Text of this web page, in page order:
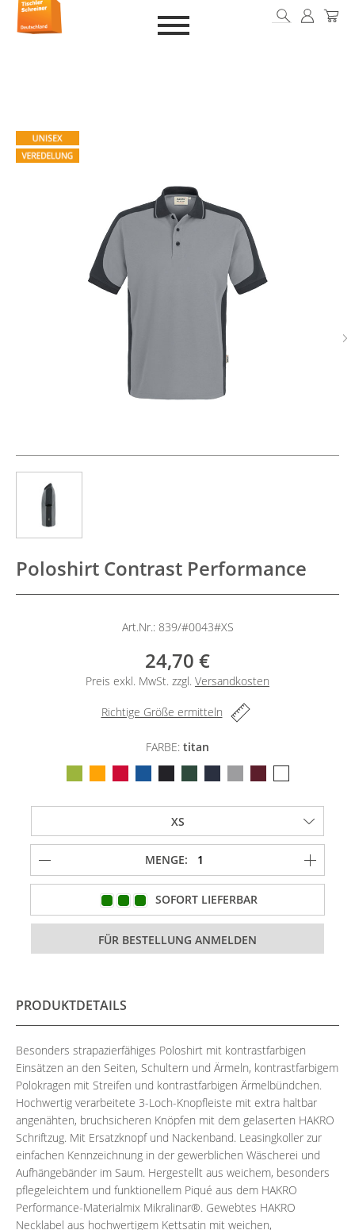
Poloshirt Contrast Performance
Art.Nr.: 839/#0043#XS
24,70 €
Preis exkl. MwSt. zzgl. Versandkosten
Richtige Größe ermitteln
FARBE: titan
MENGE:
SOFORT LIEFERBAR
PRODUKTDETAILS
Besonders strapazierfähiges Poloshirt mit kontrastfarbigen
Einsätzen an den Seiten, Schultern und Ärmeln, kontrastfarbigem
Polokragen mit Streifen und kontrastfarbigen Ärmelbündchen.
Hochwertig verarbeitete 3-Loch-Knopfleiste mit extra haltbar
angenähten, bruchsicheren Knöpfen mit dem gelaserten HAKRO
Schriftzug. Mit Ersatzknopf und Nackenband. Leasingkoller zur
einfachen Kennzeichnung in der gewerblichen Wäscherei und
Aufhängebänder im Saum. Hergestellt aus weichem, besonders
pflegeleichtem und funktionellem Piqué aus dem HAKRO
Performance-Materialmix Mikralinar®. Gewebtes HAKRO
Necklabel aus hochwertigem Kettsatin mit weichen,